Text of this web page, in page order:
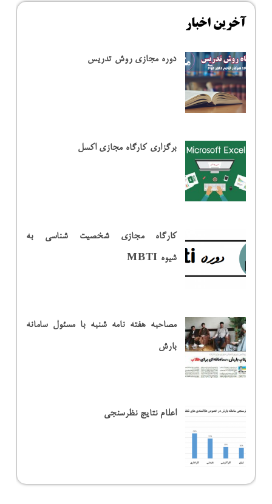
آخرین اخبار
دوره مجازی روش تدریس
برگزاری کارگاه مجازی اکسل
کارگاه مجازی شخصیت شناسی به
شیوه MBTI
مصاحبه هفته نامه شنبه با مسئول سامانه
بارش
اعلام نتایج نظرسنجی